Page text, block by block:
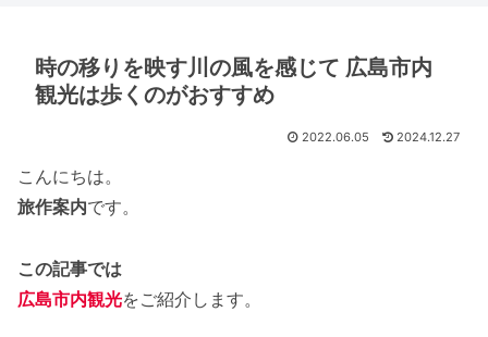
時の移りを映す川の風を感じて 広島市内
観光は歩くのがおすすめ
2022.06.05 2024.12.27
こんにちは。
旅作案内です。
この記事では
広島市内観光をご紹介します。